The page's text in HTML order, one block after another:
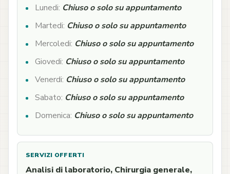
Lunedi: Chiuso o solo su appuntamento
Martedi: Chiuso o solo su appuntamento
Mercoledi: Chiuso o solo su appuntamento
Giovedi: Chiuso o solo su appuntamento
Venerdi: Chiuso o solo su appuntamento
Sabato: Chiuso o solo su appuntamento
Domenica: Chiuso o solo su appuntamento
SERVIZI OFFERTI
Analisi di laboratorio, Chirurgia generale,